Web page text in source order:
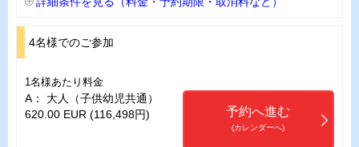
4名様でのご参加
1名様あたり料金
A： 大人（子供幼児共通）
620.00 EUR (116,498円)
予約へ進む
(カレンダーへ)